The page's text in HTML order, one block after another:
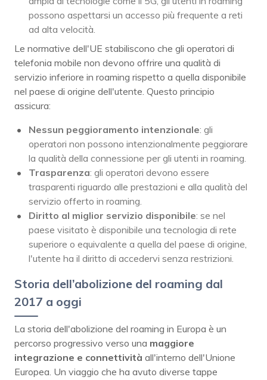
possono aspettarsi un accesso più frequente a reti
ad alta velocità.
Le normative dell'UE stabiliscono che gli operatori di
telefonia mobile non devono offrire una qualità di
servizio inferiore in roaming rispetto a quella disponibile
nel paese di origine dell'utente. Questo principio
assicura:
Nessun peggioramento intenzionale: gli
operatori non possono intenzionalmente peggiorare
la qualità della connessione per gli utenti in roaming.
Trasparenza: gli operatori devono essere
trasparenti riguardo alle prestazioni e alla qualità del
servizio offerto in roaming.
Diritto al miglior servizio disponibile: se nel
paese visitato è disponibile una tecnologia di rete
superiore o equivalente a quella del paese di origine,
l'utente ha il diritto di accedervi senza restrizioni.
Storia dell’abolizione del roaming dal
2017 a oggi
La storia dell'abolizione del roaming in Europa è un
percorso progressivo verso una maggiore
integrazione e connettività all'interno dell'Unione
Europea. Un viaggio che ha avuto diverse tappe